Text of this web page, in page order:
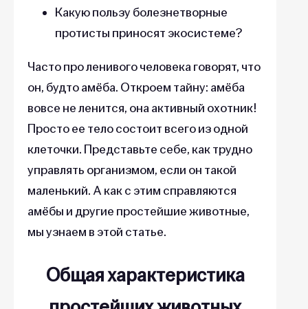
Какую пользу болезнетворные
протисты приносят экосистеме?
Часто про ленивого человека говорят, что
он, будто амёба. Откроем тайну: амёба
вовсе не ленится, она активный охотник!
Просто ее тело состоит всего из одной
клеточки. Представьте себе, как трудно
управлять организмом, если он такой
маленький. А как с этим справляются
амёбы и другие простейшие животные,
мы узнаем в этой статье.
Общая характеристика